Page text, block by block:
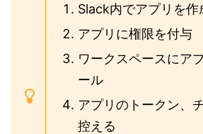
Slack内でアプリを作
アプリに権限を付与
ワークスペースにア
ール
アプリのトークン、
控える